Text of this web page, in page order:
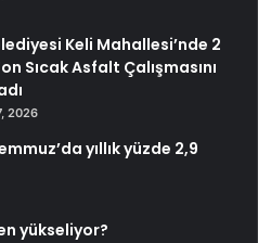
Keli Mahallesi’nde 2
Sıcak Asfalt Çalışmasını
2026
yıllık yüzde 2,9
yükseliyor?